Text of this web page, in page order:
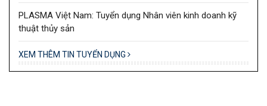
PLASMA Việt Nam: Tuyển dụng Nhân viên kinh doanh kỹ
thuật thủy sản
XEM THÊM TIN TUYỂN DỤNG